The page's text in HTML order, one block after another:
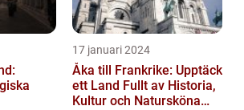
17 januari 2024
Åka till Frankrike: Upptäck
ett Land Fullt av Historia,
Kultur och Natursköna